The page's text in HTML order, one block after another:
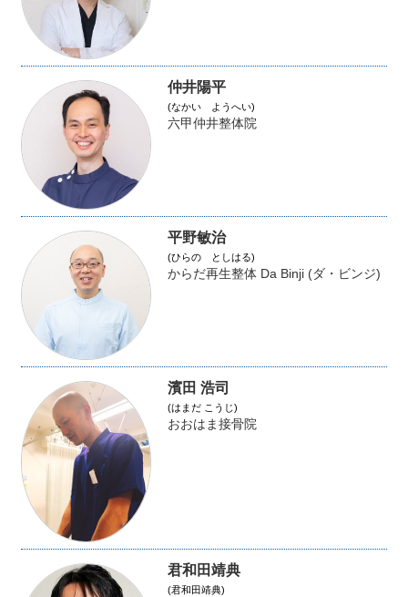
仲井陽平
(なかい ようへい)
六甲仲井整体院
平野敏治
(ひらの としはる)
からだ再生整体 Da Binji (ダ・ビンジ)
濱田 浩司
(はまだ こうじ)
おおはま接骨院
君和田靖典
(君和田靖典)